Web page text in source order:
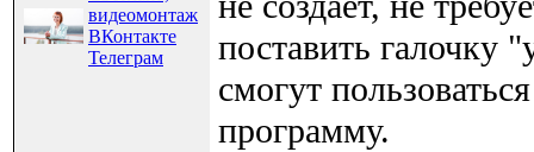
видеомонтаж
ВКонтакте
Телеграм
поставить галочку
смогут
программу.